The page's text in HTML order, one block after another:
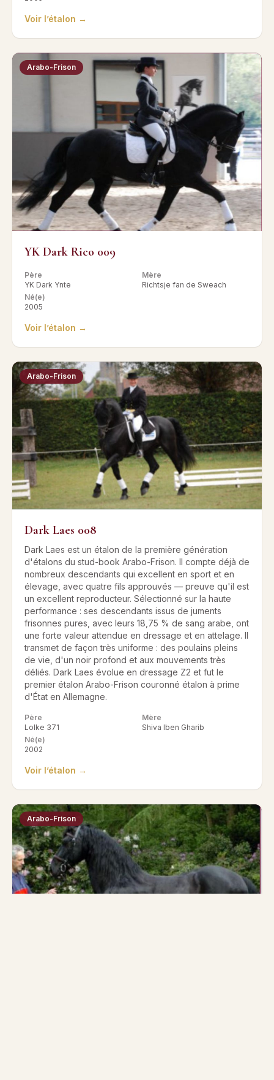
Voir l’étalon →
Arabo-Frison
YK Dark Rico 009
Père
YK Dark Ynte
Mère
Richtsje fan de Sweach
Né(e)
2005
Voir l’étalon →
Arabo-Frison
Dark Laes 008
Dark Laes est un étalon de la première génération
d'étalons du stud-book Arabo-Frison. Il compte déjà de
nombreux descendants qui excellent en sport et en
élevage, avec quatre fils approuvés — preuve qu'il est
un excellent reproducteur. Sélectionné sur la haute
performance : ses descendants issus de juments
frisonnes pures, avec leurs 18,75 % de sang arabe, ont
une forte valeur attendue en dressage et en attelage. Il
transmet de façon très uniforme : des poulains pleins
de vie, d'un noir profond et aux mouvements très
déliés. Dark Laes évolue en dressage Z2 et fut le
premier étalon Arabo-Frison couronné étalon à prime
d'État en Allemagne.
Père
Lolke 371
Mère
Shiva Iben Gharib
Né(e)
2002
Voir l’étalon →
Arabo-Frison